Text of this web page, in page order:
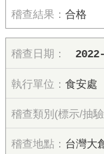
合格
食安處
台灣大